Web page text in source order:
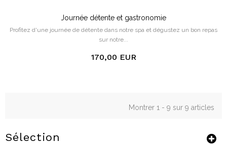
Journée détente et gastronomie
Profitez d'une journée de détente dans notre spa et dégustez un bon repas
sur notre...
170,00 EUR
Montrer 1 - 9 sur 9 articles
Sélection